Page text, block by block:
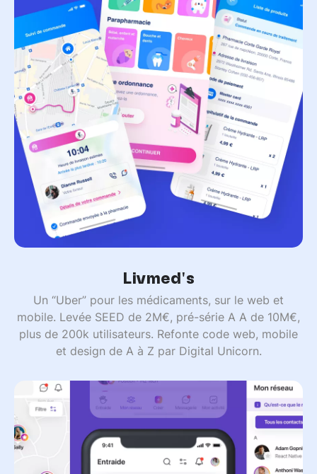
Livmed's
Un “Uber” pour les médicaments, sur le web et
mobile. Levée SEED de 2M€, pré-série A A de 10M€,
plus de 200k utilisateurs. Refonte code web, mobile
et design de A à Z par Digital Unicorn.